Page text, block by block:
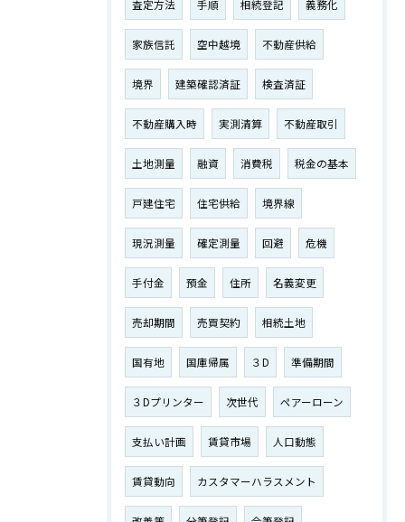
査定方法 手順 相続登記 義務化
家族信託 空中越境 不動産供給
境界 建築確認済証 検査済証
不動産購入時 実測清算 不動産取引
土地測量 融資 消費税 税金の基本
戸建住宅 住宅供給 境界線
現況測量 確定測量 回避 危機
手付金 預金 住所 名義変更
売却期間 売買契約 相続土地
国有地 国庫帰属 ３D 準備期間
３Dプリンター 次世代 ペアーローン
支払い計画 賃貸市場 人口動態
賃貸動向 カスタマーハラスメント